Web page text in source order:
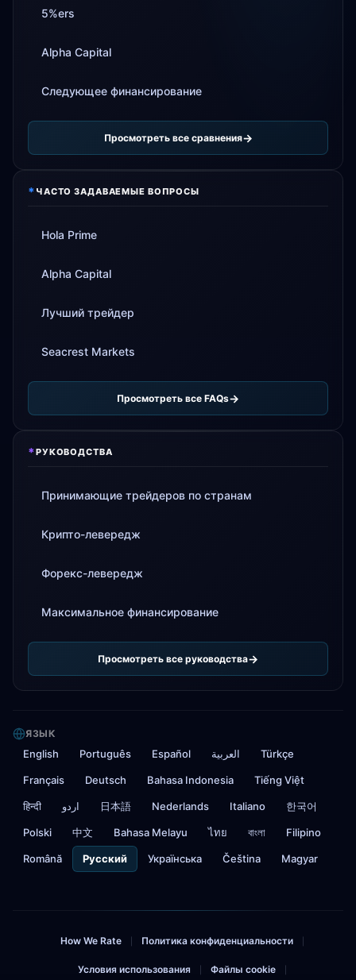
5%ers
Alpha Capital
Следующее финансирование
Просмотреть все сравнения
* ЧАСТО ЗАДАВАЕМЫЕ ВОПРОСЫ
Hola Prime
Alpha Capital
Лучший трейдер
Seacrest Markets
Просмотреть все FAQs
*РУКОВОДСТВА
Принимающие трейдеров по странам
Крипто-левередж
Форекс-левередж
Максимальное финансирование
Просмотреть все руководства
ЯЗЫК
English Português Español العربية Türkçe
Français Deutsch Bahasa Indonesia Tiếng Việt
हिन्दी اردو 日本語 Nederlands Italiano 한국어
Polski 中文 Bahasa Melayu ไทย বাংলা Filipino
Română Русский Українська Čeština Magyar
How We Rate Политика конфиденциальности
Условия использования Файлы cookie